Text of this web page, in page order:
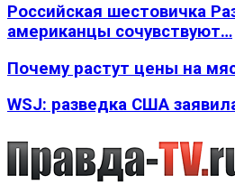
Российская шестовичка
американцы сочувствуют…
Почему растут цены на
WSJ: разведка США